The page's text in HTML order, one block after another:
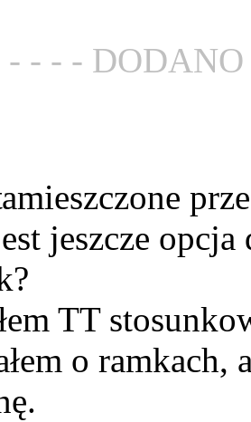
- - - -
jeszcze opcja
TT
o ramkach,